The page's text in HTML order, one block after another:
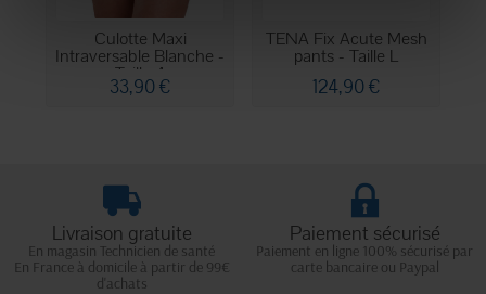
Culotte Maxi
Intraversable Blanche -
Taille 4
33,90 €
TENA Fix Acute Mesh
pants - Taille L
124,90 €
Livraison gratuite
En magasin Technicien de santé
En France à domicile à partir de 99€
d'achats
Paiement sécurisé
Paiement en ligne 100% sécurisé par
carte bancaire ou Paypal